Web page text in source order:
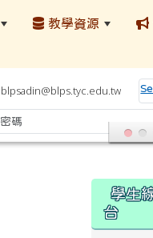
教學資源
blpsadin@blps.tyc.edu.tw
學生
台